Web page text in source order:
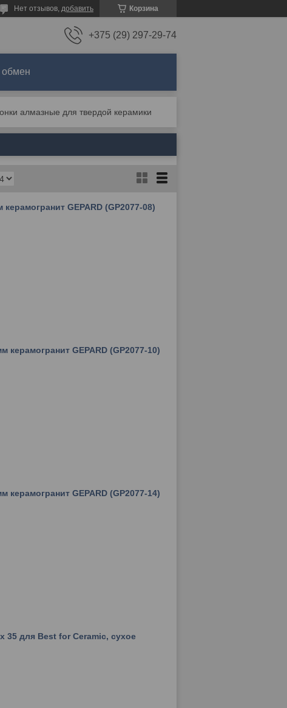
Корзина
Нет отзывов, добавить
+375 (29) 297-29-74
обмен
алмазные для твердой керамики
GEPARD (GP2077-08)
керамогранит GEPARD (GP2077-10)
керамогранит GEPARD (GP2077-14)
35 для Best for Ceramic, сухое